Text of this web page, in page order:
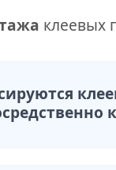
клеевых